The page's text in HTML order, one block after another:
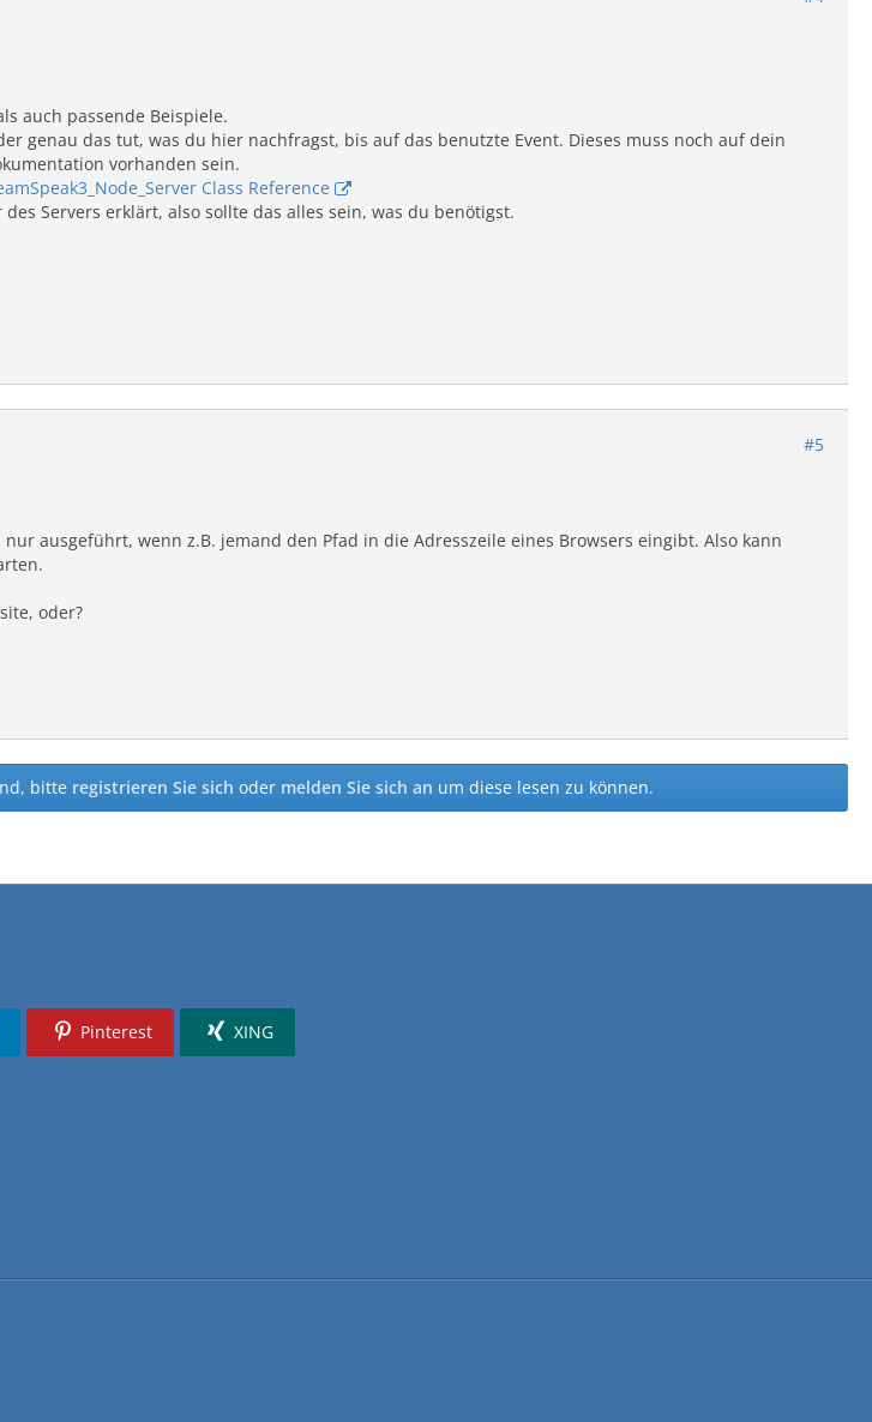
auch passende Beispiele.
genau das tut, was du hier nachfragst, bis auf das benutzte Event. Dieses muss noch auf dein
vorhanden sein.
Class Reference
Servers erklärt, also sollte das alles sein, was du benötigst.
#5
ausgeführt, wenn z.B. jemand den Pfad in die Adresszeile eines Browsers eingibt. Also kann
oder?
bitte registrieren Sie sich oder melden Sie sich an um diese lesen zu können.
Pinterest XING